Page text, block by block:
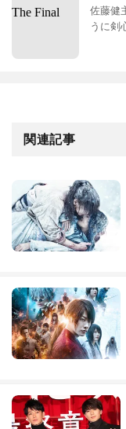
佐藤健
うに剣
関連記事